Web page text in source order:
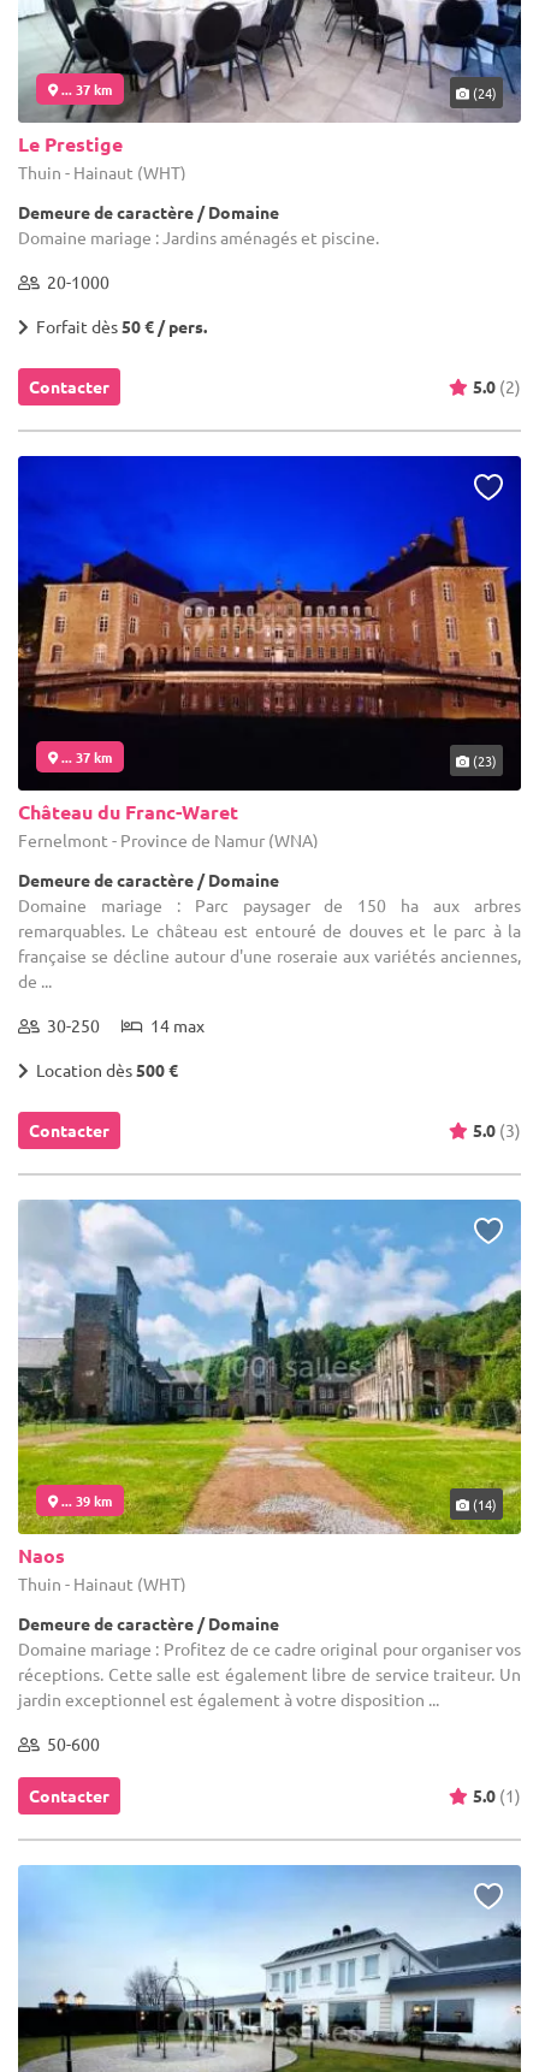
... 37 km (24)
Le Prestige
Thuin - Hainaut (WHT)
Demeure de caractère / Domaine
Domaine mariage : Jardins aménagés et piscine.
20-1000
Forfait dès50 € / pers.
Contacter 5.0 (2)
... 37 km (23)
Château du Franc-Waret
Fernelmont - Province de Namur (WNA)
Demeure de caractère / Domaine
Domaine mariage : Parc paysager de 150 ha aux arbres
remarquables. Le château est entouré de douves et le parc à la
française se décline autour d'une roseraie aux variétés anciennes,
de ...
30-250 14 max
Location dès500 €
Contacter 5.0 (3)
... 39 km (14)
Naos
Thuin - Hainaut (WHT)
Demeure de caractère / Domaine
Domaine mariage : Profitez de ce cadre original pour organiser vos
réceptions. Cette salle est également libre de service traiteur. Un
jardin exceptionnel est également à votre disposition ...
50-600
Contacter 5.0 (1)